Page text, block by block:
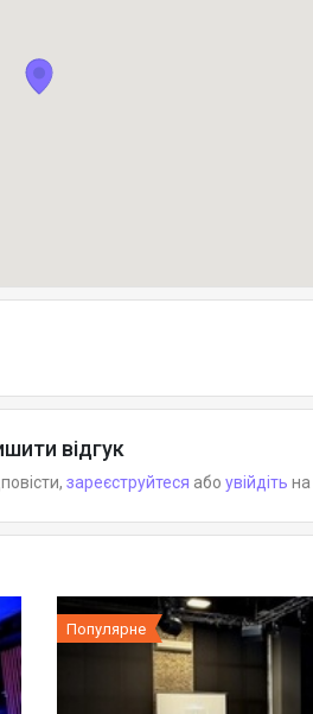
відгук
зареєструйтеся або увійдіть на
Популярне